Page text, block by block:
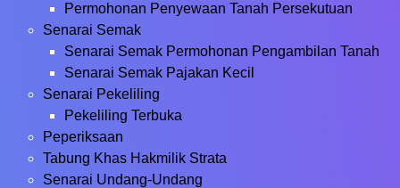
Permohonan Penyewaan Tanah Persekutuan
Senarai Semak
Senarai Semak Permohonan Pengambilan Tanah
Senarai Semak Pajakan Kecil
Senarai Pekeliling
Pekeliling Terbuka
Peperiksaan
Tabung Khas Hakmilik Strata
Senarai Undang-Undang